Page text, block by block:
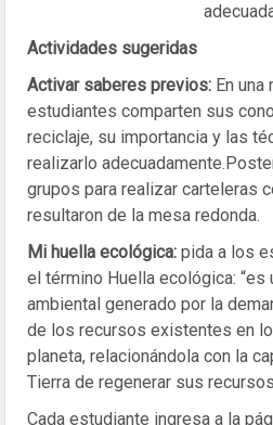
Actividades sugeridas
Activar saberes previos: En
estudiantes comparten sus
reciclaje, su importancia y las
realizarlo
grupos para realizar carteleras
resultaron de la mesa redonda.
Mi huella ecológica: pida a los
el término Huella ecológica:
ambiental generado por la
de los recursos existentes en
planeta, relacionándola con la
Tierra de regenerar sus
Cada estudiante ingresa a la